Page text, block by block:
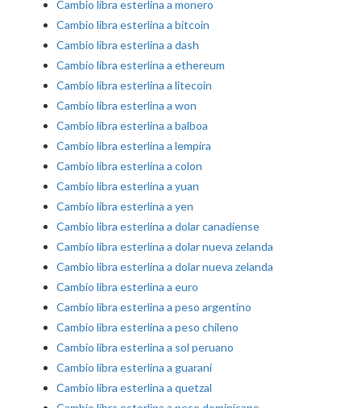
Cambio libra esterlina a monero
Cambio libra esterlina a bitcoin
Cambio libra esterlina a dash
Cambio libra esterlina a ethereum
Cambio libra esterlina a litecoin
Cambio libra esterlina a won
Cambio libra esterlina a balboa
Cambio libra esterlina a lempira
Cambio libra esterlina a colon
Cambio libra esterlina a yuan
Cambio libra esterlina a yen
Cambio libra esterlina a dolar canadiense
Cambio libra esterlina a dolar nueva zelanda
Cambio libra esterlina a dolar nueva zelanda
Cambio libra esterlina a euro
Cambio libra esterlina a peso argentino
Cambio libra esterlina a peso chileno
Cambio libra esterlina a sol peruano
Cambio libra esterlina a guarani
Cambio libra esterlina a quetzal